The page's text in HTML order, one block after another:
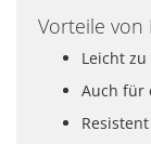
Vorteile von
Leicht
Auch für